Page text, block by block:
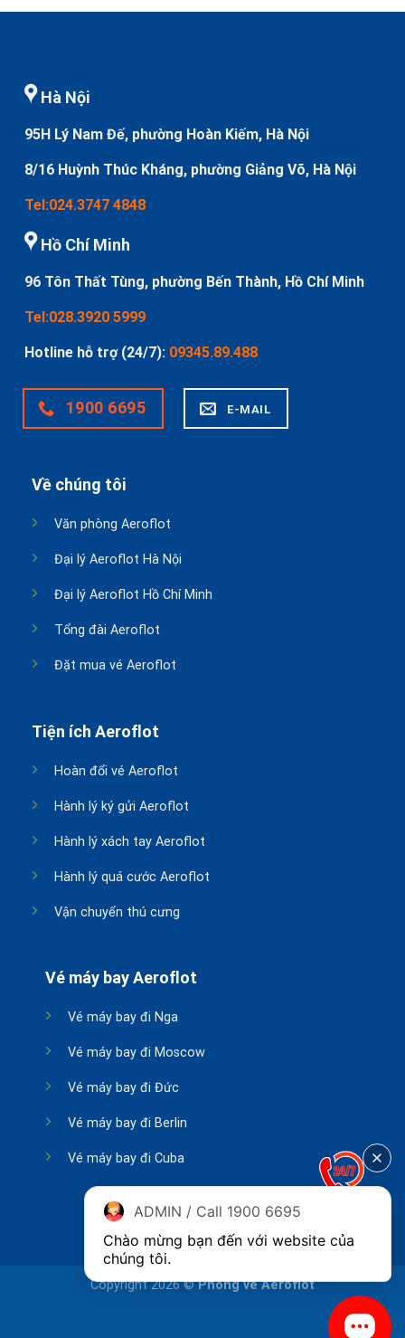
Hà Nội
95H Lý Nam Đế, phường Hoàn Kiếm, Hà Nội
8/16 Huỳnh Thúc Kháng, phường Giảng Võ, Hà Nội
Tel:024.3747 4848
Hồ Chí Minh
96 Tôn Thất Tùng, phường Bến Thành, Hồ Chí Minh
Tel:028.3920 5999
Hotline hỗ trợ (24/7): 09345.89.488
1900 6695 E-MAIL
Về chúng tôi
Văn phòng Aeroflot
Đại lý Aeroflot Hà Nội
Đại lý Aeroflot Hồ Chí Minh
Tổng đài Aeroflot
Đặt mua vé Aeroflot
Tiện ích Aeroflot
Hoàn đổi vé Aeroflot
Hành lý ký gửi Aeroflot
Hành lý xách tay Aeroflot
Hành lý quá cước Aeroflot
Vận chuyển thú cưng
Vé máy bay Aeroflot
Vé máy bay đi Nga
Vé máy bay đi Moscow
Vé máy bay đi Đức
Vé máy bay đi Berlin
Vé máy bay đi Cuba
Copyright 2026 ©Phòng vé Aeroflot
ADMIN / Call 1900 6695
Chào mừng bạn đến với website của
chúng tôi.